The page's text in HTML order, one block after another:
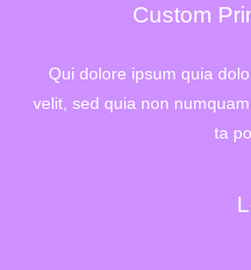
Custom
Qui dolore ipsum quia
velit, sed quia non
ta